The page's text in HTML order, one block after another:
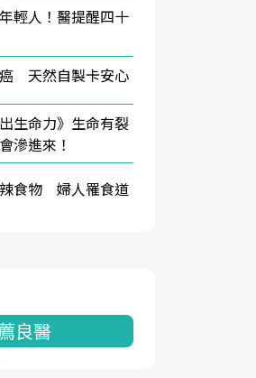
輕人！醫提醒四十
天然自製卡安心
生命力》生命有裂
滲進來！
食物 婦人罹食道
良醫